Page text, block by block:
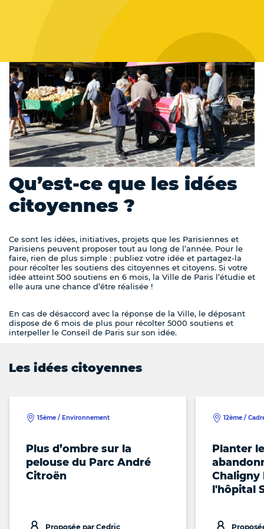
Qu’est-ce que les idées
citoyennes ?
Ce sont les idées, initiatives, projets que les Parisiennes et
Parisiens peuvent proposer tout au long de l’année. Pour le
faire, rien de plus simple : publiez votre idée et partagez-la
pour récolter les soutiens des citoyennes et citoyens. Si votre
idée atteint 500 soutiens en 6 mois, la Ville de Paris l’étudie et
elle aura une chance d’être réalisée !
En cas de désaccord avec la réponse de la Ville, le déposant
dispose de 6 mois de plus pour récolter 5000 soutiens et
interpeller le Conseil de Paris sur son idée.
Les idées citoyennes
Plus d’ombre sur la
pelouse du Parc André
Citroën
15ème / Environnement
Proposée par Cedric
Planter
Chaligny
l'hôpital
12ème /